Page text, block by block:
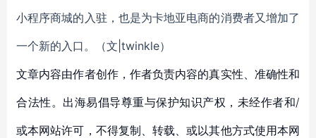
小程序商城的入驻，也是为卡地亚电商的消费者又增加了
一个新的入口。（文|twinkle）
文章内容由作者创作，作者负责内容的真实性、准确性和
合法性。出海易倡导尊重与保护知识产权，未经作者和/
或本网站许可，不得复制、转载、或以其他方式使用本网